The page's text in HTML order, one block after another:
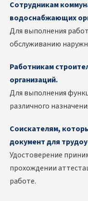
Сотрудникам
водоснабжающих
Для выполнения
обслуживанию
Работникам
организаций.
Для выполнения
различного
Соискателям,
документ для
Удостоверение
прохождении
работе.